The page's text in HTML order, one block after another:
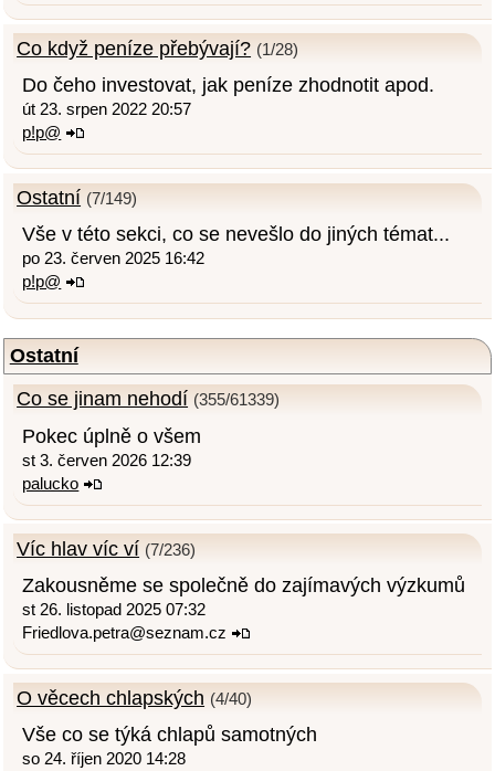
Co když peníze přebývají? (1/28)
Do čeho investovat, jak peníze zhodnotit apod.
út 23. srpen 2022 20:57
p!p@
Ostatní (7/149)
Vše v této sekci, co se nevešlo do jiných témat...
po 23. červen 2025 16:42
p!p@
Ostatní
Co se jinam nehodí (355/61339)
Pokec úplně o všem
st 3. červen 2026 12:39
palucko
Víc hlav víc ví (7/236)
Zakousněme se společně do zajímavých výzkumů
st 26. listopad 2025 07:32
Friedlova.petra@seznam.cz
O věcech chlapských (4/40)
Vše co se týká chlapů samotných
so 24. říjen 2020 14:28